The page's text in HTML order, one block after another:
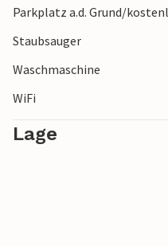
Parkplatz a.d. Grund/
Staubsauger
Waschmaschine
WiFi
Lage